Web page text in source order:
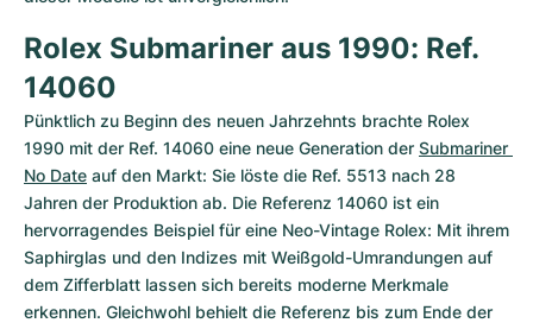
Rolex Submariner aus 1990: Ref.
14060
Pünktlich zu Beginn des neuen Jahrzehnts brachte Rolex
1990 mit der Ref. 14060 eine neue Generation der Submariner
No Date auf den Markt: Sie löste die Ref. 5513 nach 28
Jahren der Produktion ab. Die Referenz 14060 ist ein
hervorragendes Beispiel für eine Neo-Vintage Rolex: Mit ihrem
Saphirglas und den Indizes mit Weißgold-Umrandungen auf
dem Zifferblatt lassen sich bereits moderne Merkmale
erkennen. Gleichwohl behielt die Referenz bis zum Ende der